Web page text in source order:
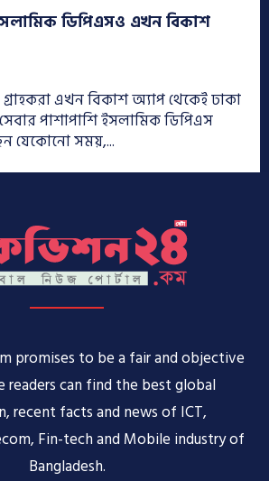
ডিপিএসও এখন বিকাশ
এখন বিকাশ অ্যাপ থেকেই ঢাকা
পাশাপাশি ইসলামিক ডিপিএস
যেকোনো সময়,...
promises to be a fair and objective
readers can find the best global
recent facts and news of ICT,
Fin-tech and Mobile industry of
Bangladesh.